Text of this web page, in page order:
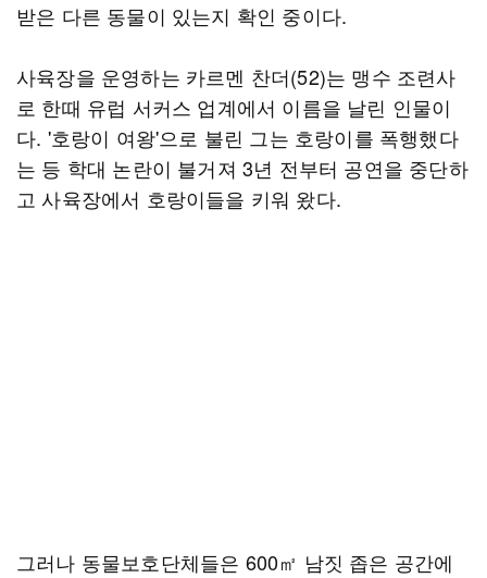
받은 다른 동물이 있는지 확인 중이다.
사육장을 운영하는 카르멘 찬더(52)는 맹수 조련사
로 한때 유럽 서커스 업계에서 이름을 날린 인물이
다. '호랑이 여왕'으로 불린 그는 호랑이를 폭행했다
는 등 학대 논란이 불거져 3년 전부터 공연을 중단하
고 사육장에서 호랑이들을 키워 왔다.
그러나 동물보호단체들은 600㎡ 남짓 좁은 공간에